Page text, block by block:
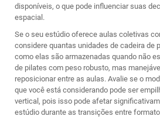
disponíveis, o que pode influenciar suas
espacial.
Se o seu estúdio oferece aulas coletivas
considere quantas unidades de cadeira de
como elas são armazenadas quando não
de pilates com peso robusto, mas
reposicionar entre as aulas. Avalie se o
que você está considerando pode ser
vertical, pois isso pode afetar
estúdio durante as transições entre